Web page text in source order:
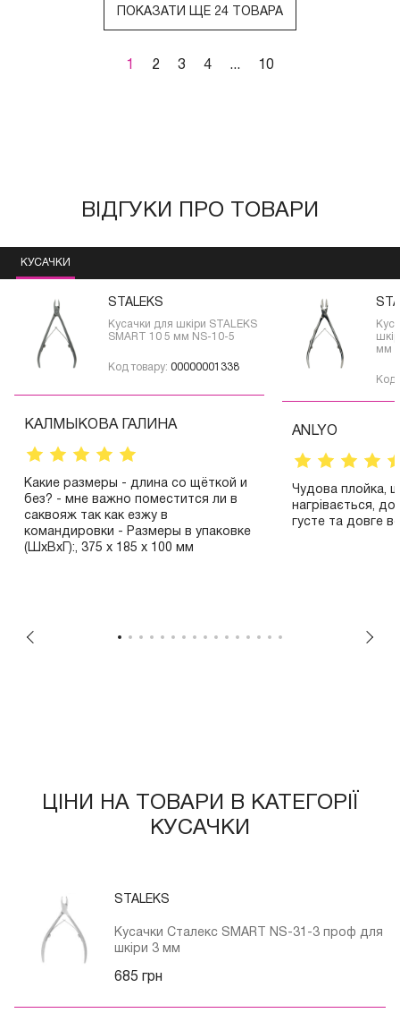
ПОКАЗАТИ ЩЕ 24 ТОВАРА
1 2 3 4 ... 10
ВІДГУКИ ПРО ТОВАРИ
КУСАЧКИ
STALEKS
Кусачки для шкіри STALEKS
SMART 10 5 мм NS-10-5
Код товару: 00000001338
КАЛМЫКОВА ГАЛИНА
Какие размеры - длина со щёткой и
без? - мне важно поместится ли в
саквояж так как езжу в
командировки - Размеры в упаковке
(ШxВxГ):, 375 x 185 x 100 мм
мм
Код
ANLYO
Чудова плойка,
нагрівається,
густе та довге
ЦІНИ НА ТОВАРИ В КАТЕГОРІЇ
КУСАЧКИ
STALEKS
Кусачки Сталекс SMART NS-31-3 проф для
шкіри 3 мм
685 грн